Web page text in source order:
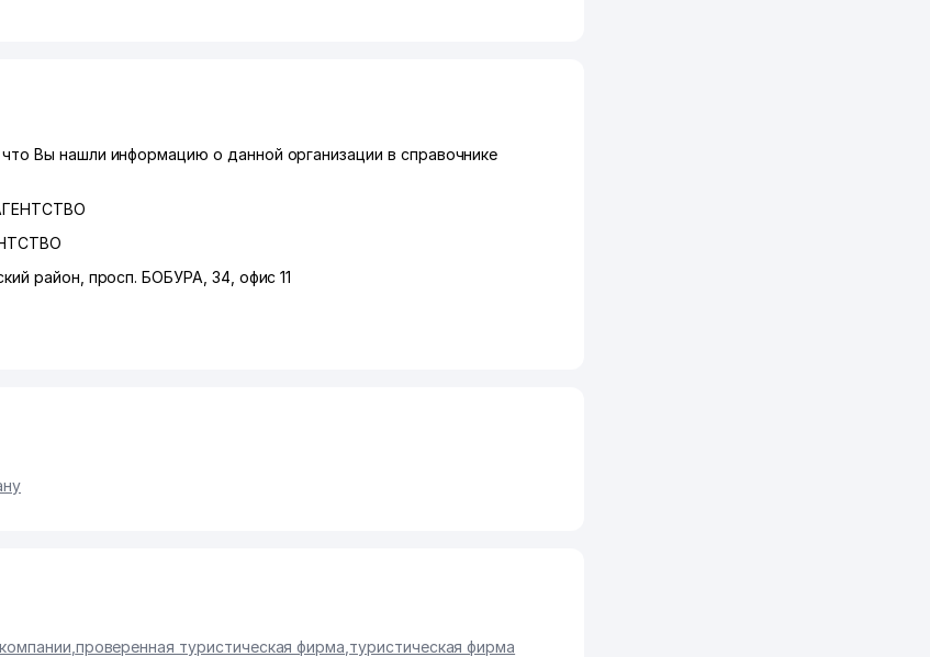
Вы нашли информацию о данной организации в справочнике
район просп. БОБУРА , 34, офис 11
проверенная туристическая фирма туристическая фирма